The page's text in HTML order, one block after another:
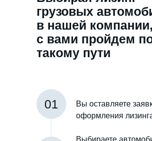
грузовых
в нашей
с вами пройдем
такому пути
01
Вы оставляете
оформления
Выбираете